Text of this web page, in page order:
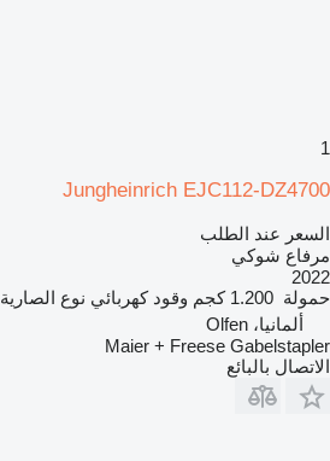
1
Jungheinrich EJC112-DZ4700
السعر عند الطلب
مرفاع شوكي
2022
حمولة 1.200 كجم وقود كهربائي نوع الصارية
ألمانيا، Olfen
Maier + Freese Gabelstapler
الاتصال بالبائع